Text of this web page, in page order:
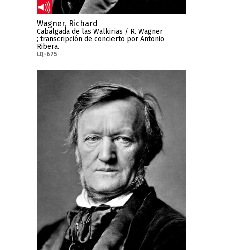
Wagner, Richard
Cabalgada de las Walkirias / R. Wagner
; transcripción de concierto por Antonio
Ribera.
LQ-675